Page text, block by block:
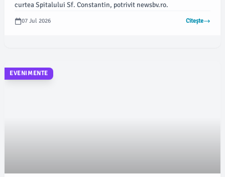
curtea Spitalului Sf. Constantin, potrivit newsbv.ro.
07 Jul 2026 Citește
EVENIMENTE